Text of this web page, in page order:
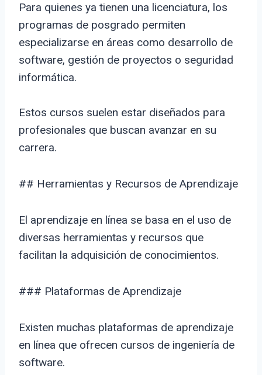
Para quienes ya tienen una licenciatura, los
programas de posgrado permiten
especializarse en áreas como desarrollo de
software, gestión de proyectos o seguridad
informática.
Estos cursos suelen estar diseñados para
profesionales que buscan avanzar en su
carrera.
## Herramientas y Recursos de Aprendizaje
El aprendizaje en línea se basa en el uso de
diversas herramientas y recursos que
facilitan la adquisición de conocimientos.
### Plataformas de Aprendizaje
Existen muchas plataformas de aprendizaje
en línea que ofrecen cursos de ingeniería de
software.